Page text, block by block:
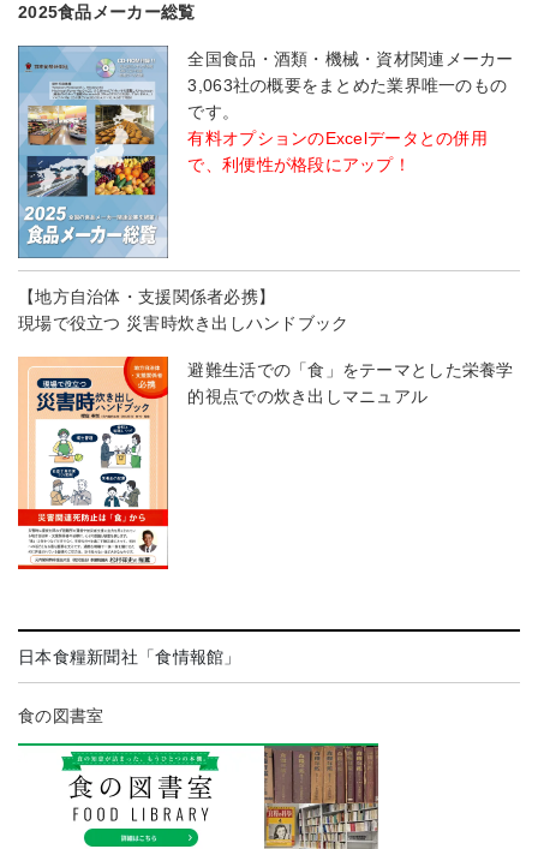
2025食品メーカー総覧
全国食品・酒類・機械・資材関連メーカー
3,063社の概要をまとめた業界唯一のもの
です。
有料オプションのExcelデータとの併用
で、利便性が格段にアップ！
【地方自治体・支援関係者必携】
現場で役立つ 災害時炊き出しハンドブック
避難生活での「食」をテーマとした栄養学
的視点での炊き出しマニュアル
日本食糧新聞社「食情報館」
食の図書室